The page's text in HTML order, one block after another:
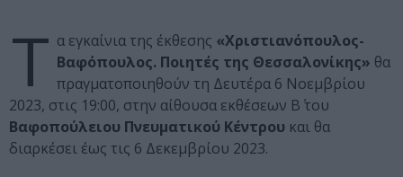
Τ α εγκαίνια της έκθεσης «Χριστιανόπουλος-
Βαφόπουλος. Ποιητές της Θεσσαλονίκης» θα
πραγματοποιηθούν τη Δευτέρα 6 Νοεμβρίου
2023, στις 19:00, στην αίθουσα εκθέσεων Β΄ του
Βαφοπούλειου Πνευματικού Κέντρου και θα
διαρκέσει έως τις 6 Δεκεμβρίου 2023.